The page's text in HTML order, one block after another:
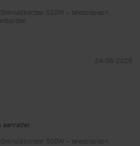
500W – telescopisch
24-06-2026
500W – telescopisch